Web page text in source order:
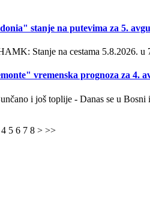
stanje na putevima za 5.
Stanje na cestama 5.8.2026. u
vremenska prognoza za 4.
i još toplije - Danas se u Bosni
4 5 6 7 8 > >>